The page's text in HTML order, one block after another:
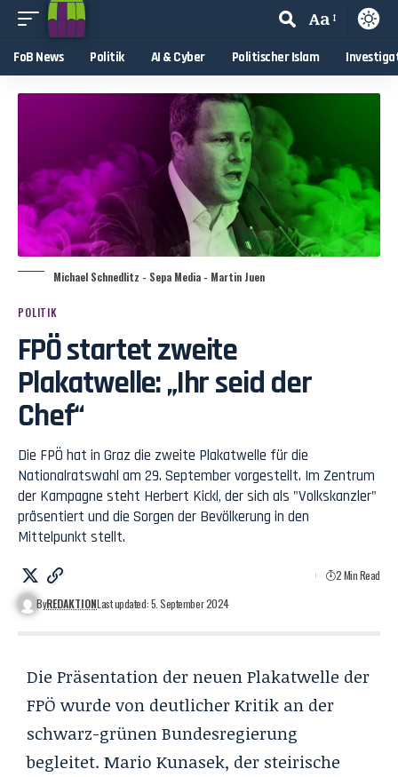
Aa
FoB News Politik AI & Cyber Politischer Islam
Michael Schnedlitz - Sepa Media - Martin Juen
POLITIK
FPÖ startet zweite
Plakatwelle: „Ihr seid der
Chef“
Die FPÖ hat in Graz die zweite Plakatwelle für die
Nationalratswahl am 29. September vorgestellt. Im Zentrum
der Kampagne steht Herbert Kickl, der sich als "Volkskanzler"
präsentiert und die Sorgen der Bevölkerung in den
Mittelpunkt stellt.
ByREDAKTIONLast updated: 5. September 2024
2 Min Read
Die Präsentation der neuen Plakatwelle der
FPÖ wurde von deutlicher Kritik an der
schwarz-grünen Bundesregierung
begleitet. Mario Kunasek, der steirische